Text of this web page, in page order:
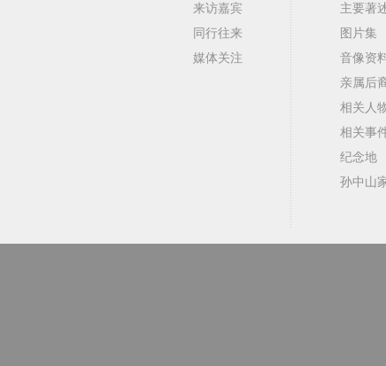
来访嘉宾
同行往来
媒体关注
主要著
图片集
音像资
亲属后
相关人
相关事
纪念地
孙中山